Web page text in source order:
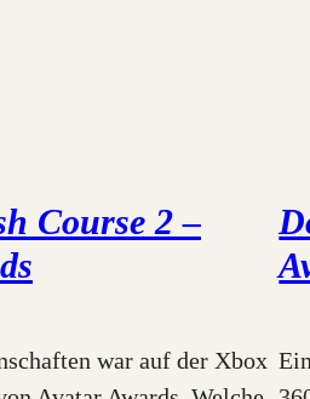
Course 2 –
war auf der Xbox